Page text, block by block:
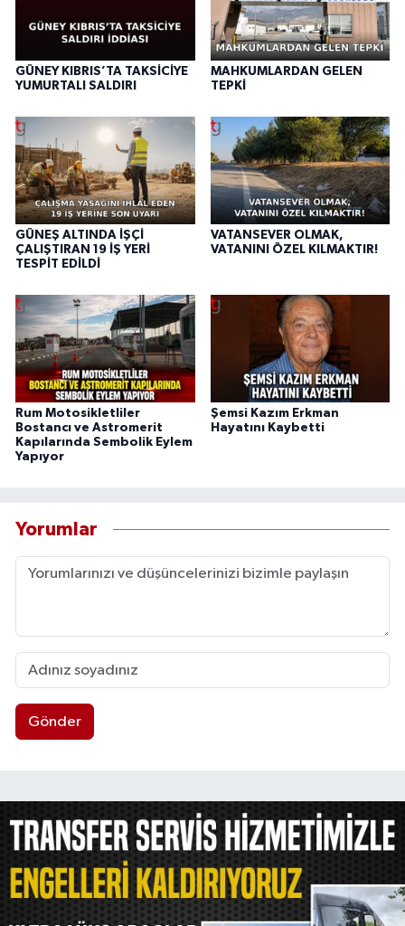
GÜNEY KIBRIS’TA TAKSİCİYE
YUMURTALI SALDIRI
MAHKUMLARDAN GELEN
TEPKİ
GÜNEŞ ALTINDA İŞÇİ
ÇALIŞTIRAN 19 İŞ YERİ
TESPİT EDİLDİ
VATANSEVER OLMAK,
VATANINI ÖZEL KILMAKTIR!
Rum Motosikletliler
Bostancı ve Astromerit
Kapılarında Sembolik Eylem
Yapıyor
Şemsi Kazım Erkman
Hayatını Kaybetti
Yorumlar
Gönder